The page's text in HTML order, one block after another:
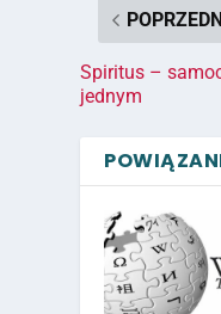
Spiritus –
jednym